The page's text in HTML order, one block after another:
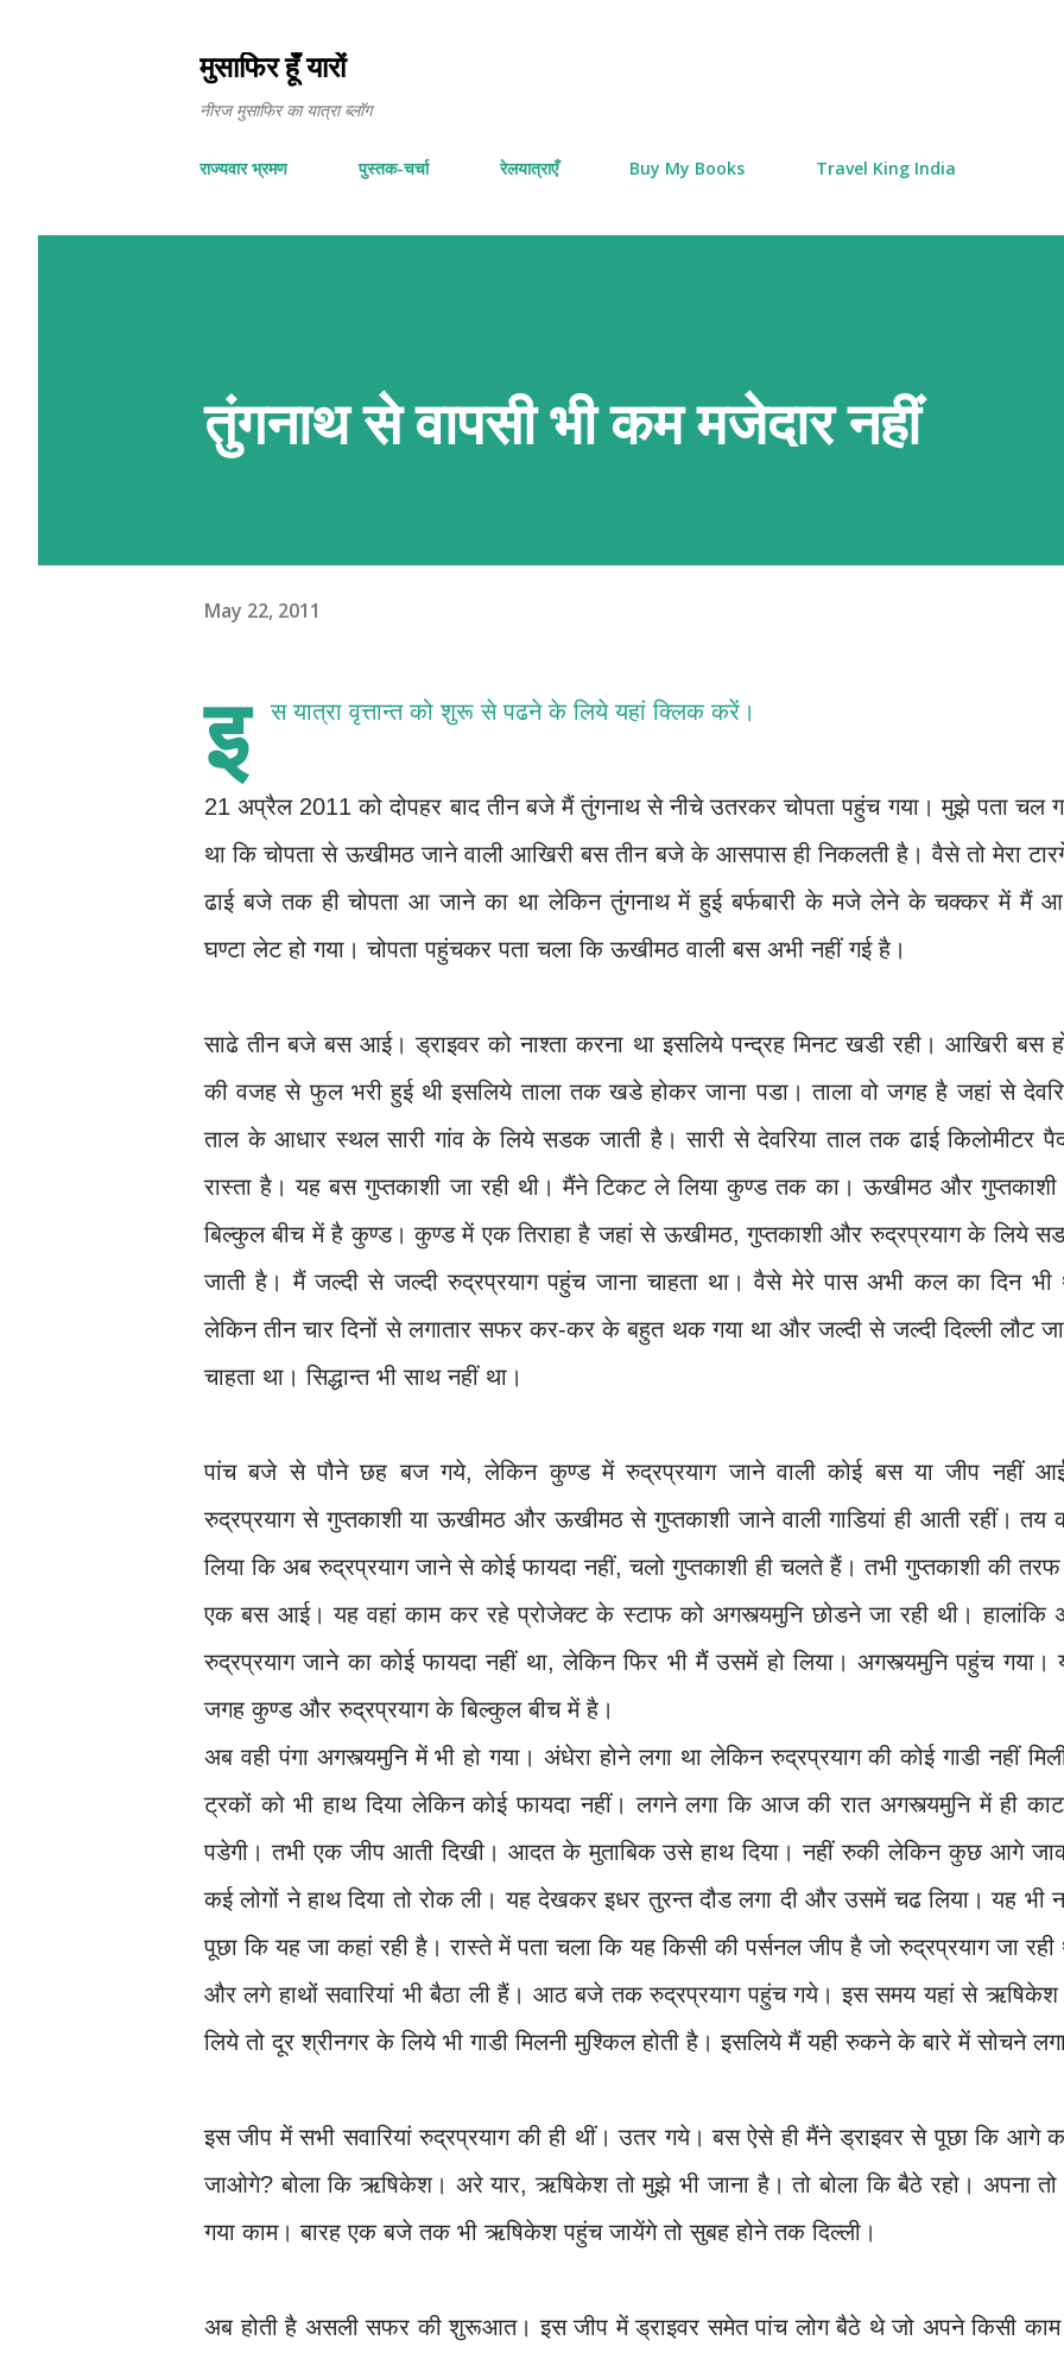
मुसाफिर हूँ यारों
नीरज मुसाफिर का यात्रा ब्लॉग
राज्यवार भ्रमण पुस्तक-चर्चा रेलयात्राएँ Buy My Books Travel King India
तुंगनाथ से वापसी भी कम मजेदार नहीं
May 22, 2011
इ स यात्रा वृत्तान्त को शुरू से पढने के लियेयहां क्लिक करें ।
21 अप्रैल 2011 को दोपहर बाद तीन बजे मैं तुंगनाथ से नीचे उतरकर चोपता पहुंच गया। मुझे पता चल
था कि चोपता से ऊखीमठ जाने वाली आखिरी बस तीन बजे के आसपास ही निकलती है। वैसे तो मेरा
ढाई बजे तक ही चोपता आ जाने का था लेकिन तुंगनाथ में हुई बर्फबारी के मजे लेने के चक्कर में मैं
घण्टा लेट हो गया। चोपता पहुंचकर पता चला कि ऊखीमठ वाली बस अभी नहीं गई है।
साढे तीन बजे बस आई। ड्राइवर को नाश्ता करना था इसलिये पन्द्रह मिनट खडी रही। आखिरी बस
की वजह से फुल भरी हुई थी इसलिये ताला तक खडे होकर जाना पडा। ताला वो जगह है जहां से
ताल के आधार स्थल सारी गांव के लिये सडक जाती है। सारी से देवरिया ताल तक ढाई किलोमीटर
रास्ता है। यह बस गुप्तकाशी जा रही थी। मैंने टिकट ले लिया कुण्ड तक का। ऊखीमठ और
बिल्कुल बीच में है कुण्ड। कुण्ड में एक तिराहा है जहां से ऊखीमठ, गुप्तकाशी और रुद्रप्रयाग के लिये
जाती है। मैं जल्दी से जल्दी रुद्रप्रयाग पहुंच जाना चाहता था। वैसे मेरे पास अभी कल का दिन भी
लेकिन तीन चार दिनों से लगातार सफर कर-कर के बहुत थक गया था और जल्दी से जल्दी दिल्ली लौट
चाहता था। सिद्धान्त भी साथ नहीं था।
पांच बजे से पौने छह बज गये, लेकिन कुण्ड में रुद्रप्रयाग जाने वाली कोई बस या जीप नहीं
रुद्रप्रयाग से गुप्तकाशी या ऊखीमठ और ऊखीमठ से गुप्तकाशी जाने वाली गाडियां ही आती रहीं। तय
लिया कि अब रुद्रप्रयाग जाने से कोई फायदा नहीं, चलो गुप्तकाशी ही चलते हैं। तभी गुप्तकाशी की
एक बस आई। यह वहां काम कर रहे प्रोजेक्ट के स्टाफ को अगस्त्यमुनि छोडने जा रही थी। हालांकि
रुद्रप्रयाग जाने का कोई फायदा नहीं था, लेकिन फिर भी मैं उसमें हो लिया। अगस्त्यमुनि पहुंच गया।
जगह कुण्ड और रुद्रप्रयाग के बिल्कुल बीच में है।
अब वही पंगा अगस्त्यमुनि में भी हो गया। अंधेरा होने लगा था लेकिन रुद्रप्रयाग की कोई गाडी नहीं
ट्रकों को भी हाथ दिया लेकिन कोई फायदा नहीं। लगने लगा कि आज की रात अगस्त्यमुनि में ही
पडेगी। तभी एक जीप आती दिखी। आदत के मुताबिक उसे हाथ दिया। नहीं रुकी लेकिन कुछ आगे
कई लोगों ने हाथ दिया तो रोक ली। यह देखकर इधर तुरन्त दौड लगा दी और उसमें चढ लिया। यह भी
पूछा कि यह जा कहां रही है। रास्ते में पता चला कि यह किसी की पर्सनल जीप है जो रुद्रप्रयाग जा रही
और लगे हाथों सवारियां भी बैठा ली हैं। आठ बजे तक रुद्रप्रयाग पहुंच गये। इस समय यहां से
लिये तो दूर श्रीनगर के लिये भी गाडी मिलनी मुश्किल होती है। इसलिये मैं यही रुकने के बारे में सोचने
इस जीप में सभी सवारियां रुद्रप्रयाग की ही थीं। उतर गये। बस ऐसे ही मैंने ड्राइवर से पूछा कि आगे
जाओगे? बोला कि ऋषिकेश। अरे यार, ऋषिकेश तो मुझे भी जाना है। तो बोला कि बैठे रहो। अपना तो
गया काम। बारह एक बजे तक भी ऋषिकेश पहुंच जायेंगे तो सुबह होने तक दिल्ली।
अब होती है असली सफर की शुरूआत। इस जीप में ड्राइवर समेत पांच लोग बैठे थे जो अपने किसी